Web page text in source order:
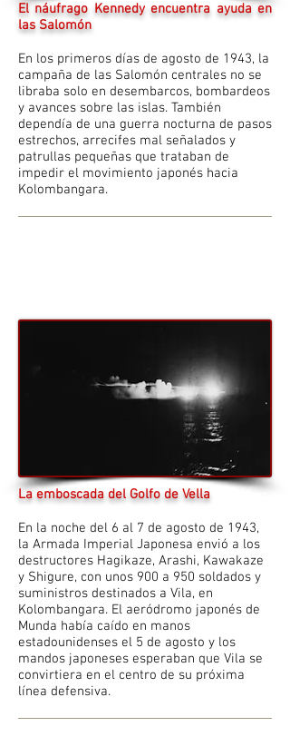
El náufrago Kennedy encuentra ayuda en
las Salomón
En los primeros días de agosto de 1943, la
campaña de las Salomón centrales no se
libraba solo en desembarcos, bombardeos
y avances sobre las islas. También
dependía de una guerra nocturna de pasos
estrechos, arrecifes mal señalados y
patrullas pequeñas que trataban de
impedir el movimiento japonés hacia
Kolombangara.
La emboscada del Golfo de Vella
En la noche del 6 al 7 de agosto de 1943,
la Armada Imperial Japonesa envió a los
destructores Hagikaze, Arashi, Kawakaze
y Shigure, con unos 900 a 950 soldados y
suministros destinados a Vila, en
Kolombangara. El aeródromo japonés de
Munda había caído en manos
estadounidenses el 5 de agosto y los
mandos japoneses esperaban que Vila se
convirtiera en el centro de su próxima
línea defensiva.